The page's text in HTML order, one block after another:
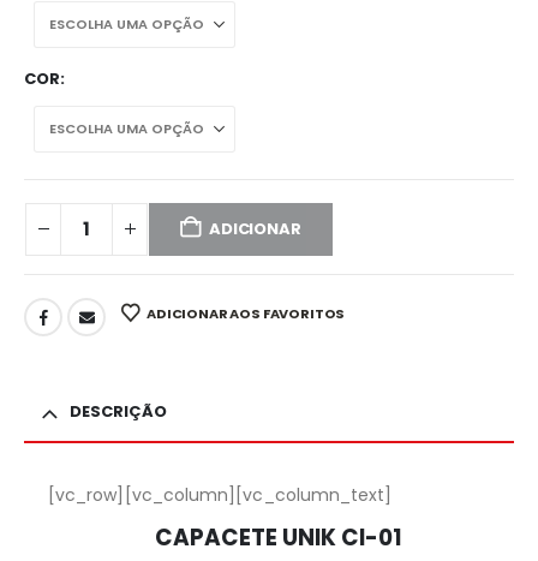
COR
ADICIONAR
ADICIONAR AOS FAVORITOS
DESCRIÇÃO
[vc_row][vc_column][vc_column_text]
CAPACETE UNIK CI-01